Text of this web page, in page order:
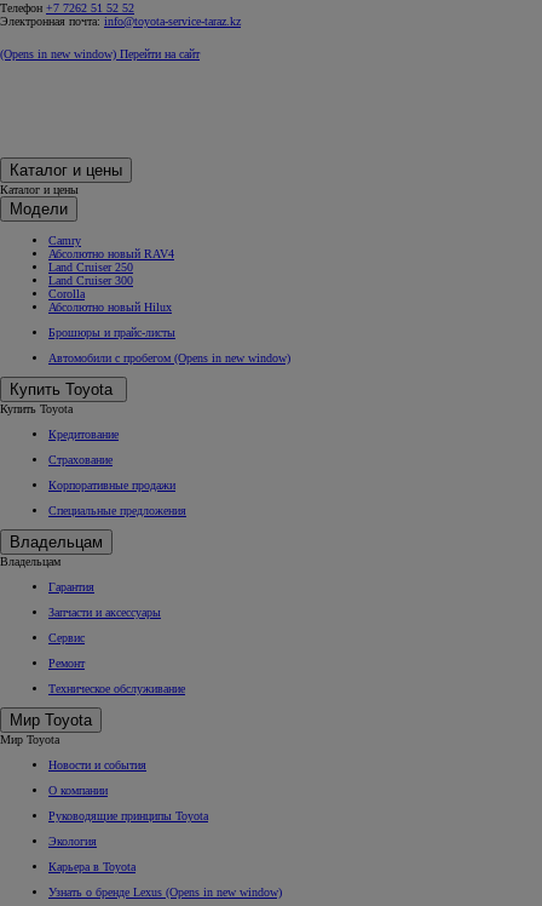
Телефон +7 7262 51 52 52
Электронная почта: info@toyota-service-taraz.kz
(Opens in new window) Перейти на сайт
Каталог и цены
Каталог и цены
Модели
Camry
Абсолютно новый RAV4
Land Cruiser 250
Land Cruiser 300
Corolla
Абсолютно новый Hilux
Брошюры и прайс-листы
Автомобили с пробегом (Opens in new window)
Купить Toyota
Купить Toyota
Кредитование
Страхование
Корпоративные продажи
Специальные предложения
Владельцам
Владельцам
Гарантия
Запчасти и аксессуары
Сервис
Ремонт
Техническое обслуживание
Мир Toyota
Мир Toyota
Новости и события
О компании
Руководящие принципы Toyota
Экология
Карьера в Toyota
Узнать о бренде Lexus (Opens in new window)